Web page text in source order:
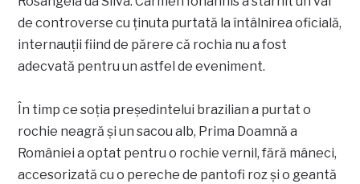
de controverse cu ținuta purtată la întâlnirea oficială,
internauții fiind de părere că rochia nu a fost
adecvată pentru un astfel de eveniment.
În timp ce soția președintelui brazilian a purtat o
rochie neagră și un sacou alb, Prima Doamnă a
României a optat pentru o rochie vernil, fără mâneci,
accesorizată cu o pereche de pantofi roz și o geantă